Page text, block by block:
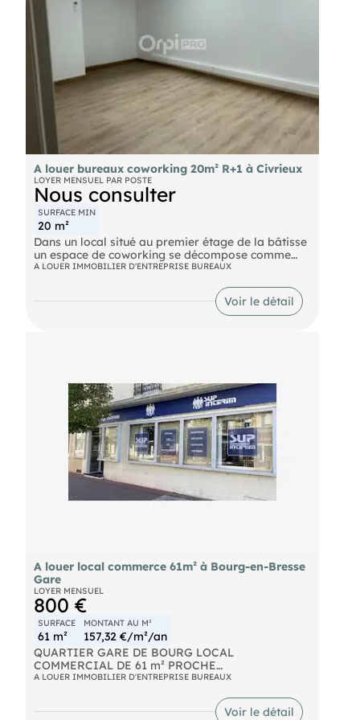
à proximité de Lyon.
Route A proximité immédiate de l'autoroute A42
(à 3 min). Raccordement rapide à l'A432
A louer bureaux coworking 20m² R+1 à Civrieux
LOYER MENSUEL PAR POSTE
Nous consulter
SURFACE MIN
20 m²
Dans un local situé au premier étage de la bâtisse
un espace de coworking se décompose comme
suit :1 bureau de 24 m²1 bureau de 24 m²1 bureau
d'un seul tenant . Chaque bureau est équipé d'une
climatisation réversible.Ils donnent droit à des
espaces commun dont un espace cuisine équipée
- L'eau
- L'électricité
- Climatisation
- Loyer annuel : 4100 € HT
- Charges annuelles : 1680 €
- Honoraires : 15% HT à la charge du preneur (soit
615,00 € HT)
A LOUER IMMOBILIER D'ENTREPRISE BUREAUX
Voir le détail
A louer local commerce 61m² à Bourg-en-Bresse
Gare
LOYER MENSUEL
800 €
SURFACE
61 m²
MONTANT AU M²
157,32 €/m²/an
QUARTIER GARE DE BOURG LOCAL
COMMERCIAL DE 61 m² PROCHE
RESTAURANTS,TRANSPORTS EN COMMUN,
COMMERCES SAUF NUISANCES SONORES ET
OLFACTIVES TRES FORTE VISIBILITE
A LOUER IMMOBILIER D'ENTREPRISE BUREAUX
Voir le détail